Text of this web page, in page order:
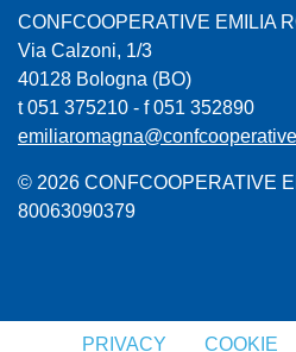
CONFCOOPERATIVE EMILIA
Via Calzoni, 1/3
40128 Bologna (BO)
t 051 375210 - f 051 352890
© 2026 CONFCOOPERATIVE
80063090379
PRIVACY COOKIE